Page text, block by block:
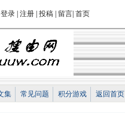
登录 注册 投稿 留言 首页
集 常见问题 积分游戏 返回首页